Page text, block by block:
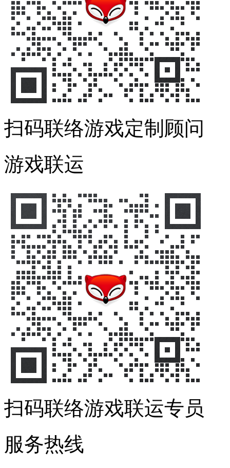
扫码联络游戏定制顾问
游戏联运
扫码联络游戏联运专员
服务热线